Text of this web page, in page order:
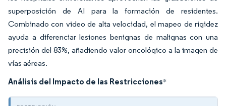
superposición de AI para la formación de residentes.
Combinado con video de alta velocidad, el mapeo de rigidez
ayuda a diferenciar lesiones benignas de malignas con una
precisión del 83%, añadiendo valor oncológico a la imagen de
vías aéreas.
Análisis del Impacto de las Restricciones*